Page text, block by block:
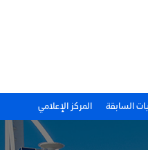
السابقة المركز الإعلامي